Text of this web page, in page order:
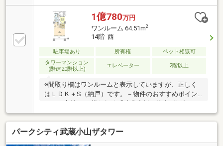
建て15階部分・南西向き住戸■居室としてもご使用い
ただける約6帖のサービスルーム■引き戸を開けてリビ
ングとの続き間としてもご使用いただけるくつろげる
1億780万円
ワンルーム 64.51m2
14階 西
駐車場あり 所有権
ペット相談可
タワーマンション
(階建20階以上)
エレベーター 2階以上
※間取り欄はワンルームと表示していますが、正しく
はＬＤＫ＋S（納戸）です。－物件のおすすめポイン
ト－▼立地・JR横須賀線「武蔵小杉」徒歩1分 他・1
階部分にスーパー「デリド武蔵小杉店」有▼特徴・
LDKはゆとりある約19.3帖・サービススペースは収
納・窓付で多目的に活用可・LDKの物入や、WIC等の
収納有・住戸の独立性を高める玄関ポーチ、トランク
パークシティ武蔵小山ザタワー